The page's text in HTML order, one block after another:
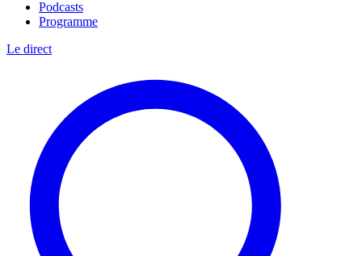
Podcasts
Programme
Le direct